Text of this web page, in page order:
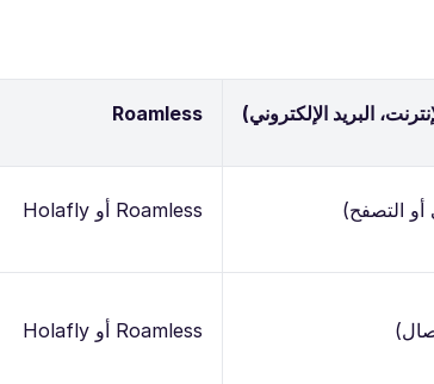
البريد الإلكتروني) Roamless
أو التصفح) Roamless أو Holafly
Roamless أو Holafly